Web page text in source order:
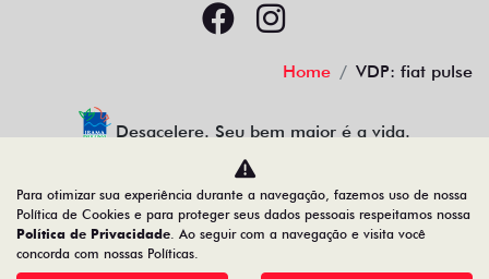
Home VDP: fiat pulse
Desacelere. Seu bem maior é a vida.
19.122.936/0001-13
Para otimizar sua experiência durante a navegação, fazemos uso de nossa
Política de Cookies e para proteger seus dados pessoais respeitamos nossa
Política de Privacidade. Ao seguir com a navegação e visita você
concorda com nossas Políticas.